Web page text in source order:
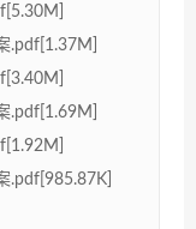
.pdf[1.37M]
.pdf[1.69M]
.pdf[985.87K]